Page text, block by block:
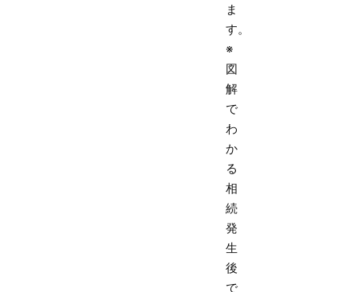
ま
す。
※
図
解
で
わ
か
る
相
続
発
生
後
で